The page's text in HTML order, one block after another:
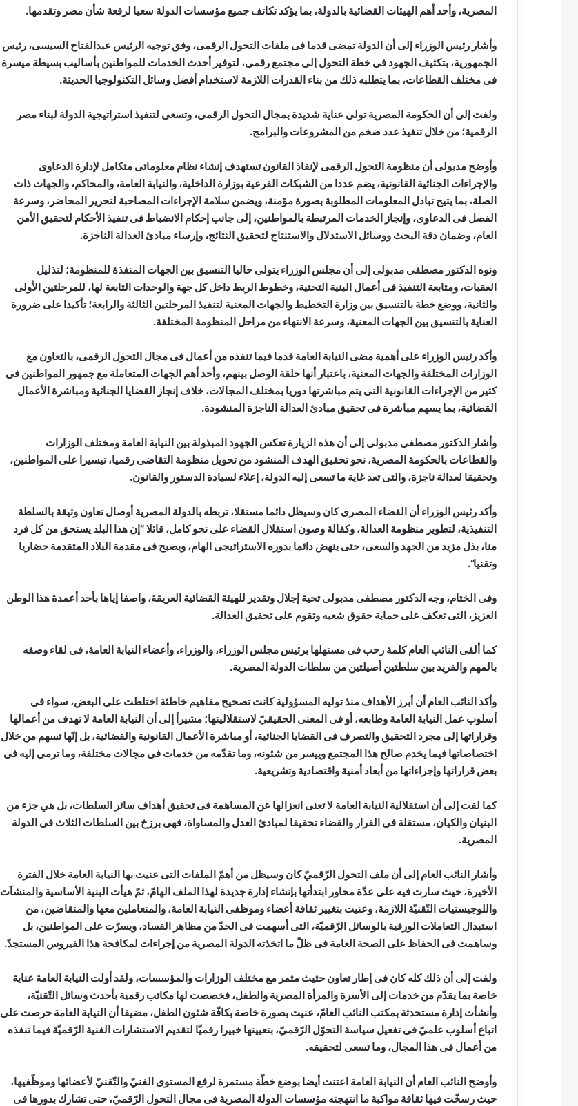
المصرية، وأحد أهم الهيئات القضائية بالدولة، بما يؤكد تكاتف جميع مؤسسات الدولة سعيا لرفعة شأن مصر وتقدمها.
وأشار رئيس الوزراء إلى أن الدولة تمضى قدما فى ملفات التحول الرقمى، وفق توجيه الرئيس عبدالفتاح السيسى، رئيس
الجمهورية، بتكثيف الجهود فى خطة التحول إلى مجتمع رقمى، لتوفير أحدث الخدمات للمواطنين بأساليب بسيطة ميسرة
فى مختلف القطاعات، بما يتطلبه ذلك من بناء القدرات اللازمة لاستخدام أفضل وسائل التكنولوجيا الحديثة.
ولفت إلى أن الحكومة المصرية تولى عناية شديدة بمجال التحول الرقمى، وتسعى لتنفيذ استراتيجية الدولة لبناء مصر
الرقمية؛ من خلال تنفيذ عدد ضخم من المشروعات والبرامج.
وأوضح مدبولى أن منظومة التحول الرقمى لإنفاذ القانون تستهدف إنشاء نظام معلوماتى متكامل لإدارة الدعاوى
والإجراءات الجنائية القانونية، يضم عددا من الشبكات الفرعية بوزارة الداخلية، والنيابة العامة، والمحاكم، والجهات ذات
الصلة، بما يتيح تبادل المعلومات المطلوبة بصورة مؤمنة، ويضمن سلامة الإجراءات المصاحبة لتحرير المحاضر، وسرعة
الفصل فى الدعاوى، وإنجاز الخدمات المرتبطة بالمواطنين، إلى جانب إحكام الانضباط فى تنفيذ الأحكام لتحقيق الأمن
العام، وضمان دقة البحث ووسائل الاستدلال والاستنتاج لتحقيق النتائج، وإرساء مبادئ العدالة الناجزة.
ونوه الدكتور مصطفى مدبولى إلى أن مجلس الوزراء يتولى حاليا التنسيق بين الجهات المنفذة للمنظومة؛ لتذليل
العقبات، ومتابعة التنفيذ فى أعمال البنية التحتية، وخطوط الربط داخل كل جهة والوحدات التابعة لها، للمرحلتين الأولى
والثانية، ووضع خطة بالتنسيق بين وزارة التخطيط والجهات المعنية لتنفيذ المرحلتين الثالثة والرابعة؛ تأكيدا على ضرورة
العناية بالتنسيق بين الجهات المعنية، وسرعة الانتهاء من مراحل المنظومة المختلفة.
وأكد رئيس الوزراء على أهمية مضى النيابة العامة قدما فيما تنفذه من أعمال فى مجال التحول الرقمى، بالتعاون مع
الوزارات المختلفة والجهات المعنية، باعتبار أنها حلقة الوصل بينهم، وأحد أهم الجهات المتعاملة مع جمهور المواطنين فى
كثير من الإجراءات القانونية التى يتم مباشرتها دوريا بمختلف المجالات، خلاف إنجاز القضايا الجنائية ومباشرة الأعمال
القضائية، بما يسهم مباشرة فى تحقيق مبادئ العدالة الناجزة المنشودة.
وأشار الدكتور مصطفى مدبولى إلى أن هذه الزيارة تعكس الجهود المبذولة بين النيابة العامة ومختلف الوزارات
والقطاعات بالحكومة المصرية، نحو تحقيق الهدف المنشود من تحويل منظومة التقاضى رقميا، تيسيرا على المواطنين،
وتحقيقا لعدالة ناجزة، والتى تعد غاية ما تسعى إليه الدولة، إعلاء لسيادة الدستور والقانون.
وأكد رئيس الوزراء أن القضاء المصرى كان وسيظل دائما مستقلا، تربطه بالدولة المصرية أوصال تعاون وثيقة بالسلطة
التنفيذية، لتطوير منظومة العدالة، وكفالة وصون استقلال القضاء على نحو كامل، قائلا “إن هذا البلد يستحق من كل فرد
منا، بذل مزيد من الجهد والسعى، حتى ينهض دائما بدوره الاستراتيجى الهام، ويصبح فى مقدمة البلاد المتقدمة حضاريا
وتقنيا”.
وفى الختام، وجه الدكتور مصطفى مدبولى تحية إجلال وتقدير للهيئة القضائية العريقة، واصفا إياها بأحد أعمدة هذا الوطن
العزيز، التى تعكف على حماية حقوق شعبه وتقوم على تحقيق العدالة.
كما ألقى النائب العام كلمة رحب فى مستهلها برئيس مجلس الوزراء، والوزراء، وأعضاء النيابة العامة، فى لقاء وصفه
بالمهم والفريد بين سلطتين أصيلتين من سلطات الدولة المصرية.
وأكد النائب العام أن أبرز الأهداف منذ توليه المسؤولية كانت تصحيح مفاهيم خاطئة اختلطت على البعض، سواء فى
أسلوب عمل النيابة العامة وطابعه، أو فى المعنى الحقيقيّ لاستقلاليتها؛ مشيرأ إلى أن النيابة العامة لا تهدف من أعمالها
وقراراتها إلى مجرد التحقيق والتصرف فى القضايا الجنائية، أو مباشرة الأعمال القانونية والقضائية، بل إنّها تسهم من خلال
اختصاصاتها فيما يخدم صالح هذا المجتمع وييسر من شئونه، وما تقدّمه من خدمات فى مجالات مختلفة، وما ترمى إليه فى
بعض قراراتها وإجراءاتها من أبعاد أمنية واقتصادية وتشريعية.
كما لفت إلى أن استقلالية النيابة العامة لا تعنى انعزالها عن المساهمة فى تحقيق أهداف سائر السلطات، بل هي جزء من
البنيان والكيان، مستقلة فى القرار والقضاء تحقيقا لمبادئ العدل والمساواة، فهى برزخ بين السلطات الثلاث فى الدولة
المصرية.
وأشار النائب العام إلى أن ملف التحول الرّقميّ كان وسيظل من أهمّ الملفات التى عنيت بها النيابة العامة خلال الفترة
الأخيرة، حيث سارت فيه على عدّة محاور ابتدأتها بإنشاء إدارة جديدة لهذا الملف الهامّ، ثمّ هيأت البنية الأساسية والمنشآت
واللوجيستيات التّقنيّة اللازمة، وعنيت بتغيير ثقافة أعضاء وموظفى النيابة العامة، والمتعاملين معها والمتقاضين، من
استبدال التعاملات الورقية بالوسائل الرّقميّة، التى أسهمت فى الحدّ من مظاهر الفساد، ويسرّت على المواطنين، بل
وساهمت فى الحفاظ على الصحة العامة فى ظلّ ما اتخذته الدولة المصرية من إجراءات لمكافحة هذا الفيروس المستجدّ.
ولفت إلى أن ذلك كله كان فى إطار تعاون حثيث مثمر مع مختلف الوزارات والمؤسسات، ولقد أولت النيابة العامة عناية
خاصة بما يقدّم من خدمات إلى الأسرة والمرأة المصرية والطفل، فخصصت لها مكاتب رقمية بأحدث وسائل التّقنيّة،
وأنشأت إدارة مستحدثة بمكتب النائب العامّ، عنيت بصورة خاصة بكافّة شئون الطفل، مضيفا أن النيابة العامة حرصت على
اتباع أسلوب علميّ فى تفعيل سياسة التحوّل الرّقميّ، بتعيينها خبيرا رقميّا لتقديم الاستشارات الفنية الرّقميّة فيما تنفذه
من أعمال فى هذا المجال، وما تسعى لتحقيقه.
وأوضح النائب العام أن النيابة العامة اعتنت أيضا بوضع خطّة مستمرة لرفع المستوى الفنيّ والتّقنيّ لأعضائها وموظّفيها،
حيث رسخّت فيها ثقافة مواكبة ما انتهجته مؤسسات الدولة المصرية فى مجال التحول الرّقميّ، حتى تشارك بدورها فى